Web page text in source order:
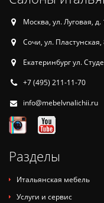
Москва, ул. Луговая,
Сочи, ул. Пластунская,
Екатеринбург ул.
+7 (495) 211-11-70
info@mebelvnalichii.ru
Разделы
Итальянская мебель
Услуги и сервис